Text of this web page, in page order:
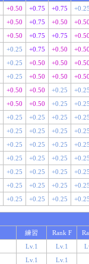
+0.50 +0.75 +0.75
+0.50 +0.75 +0.50
+0.50 +0.75 +0.75
+0.25 +0.75 +0.50
+0.25 +0.50 +0.50
+0.25 +0.50 +0.50
+0.50 +0.50 +0.25
+0.50 +0.50 +0.25
+0.25 +0.25 +0.25
+0.25 +0.25 +0.25
+0.25 +0.25 +0.25
+0.25 +0.25 +0.25
+0.25 +0.25 +0.25
+0.25 +0.25 +0.25
+0.25 +0.25 +0.25
練習 Rank F
Lv.1 Lv.1
Lv.1
Lv.1